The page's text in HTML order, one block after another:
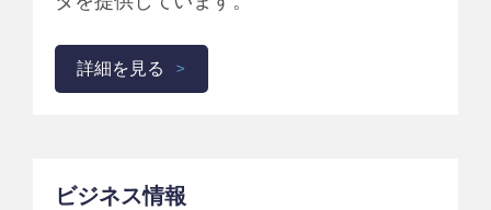
詳細を見る
ビジネス情報